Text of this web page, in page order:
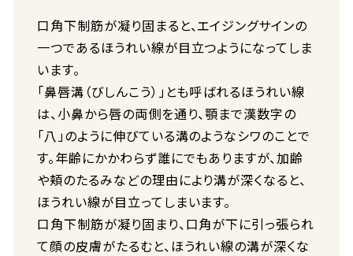
口角下制筋が凝り固まると、エイジングサインの
一つであるほうれい線が目立つようになってしま
います。
「鼻唇溝（びしんこう）」とも呼ばれるほうれい線
は、小鼻から唇の両側を通り、顎まで漢数字の
「八」のように伸びている溝のようなシワのことで
す。年齢にかかわらず誰にでもありますが、加齢
や頬のたるみなどの理由により溝が深くなると、
ほうれい線が目立ってしまいます。
口角下制筋が凝り固まり、口角が下に引っ張られ
て顔の皮膚がたるむと、ほうれい線の溝が深くな